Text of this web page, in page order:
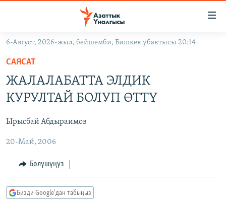
Навигацияга
өтүңүз
Издөөгө
салыңыз
ЭКОНОМИКА
МАДАНИЯТ
БОРБОР АЗИЯ
АТАЙЫН ИЛИКТӨӨ
ТВ ПРОГРАММАЛАР
БҮГҮН АЗАТТЫКТА
БИЗ ЖАНА ДҮЙНӨ
ПОДКАСТ
ӨЗГӨЧӨ ПИКИР
6-Август, 2026-жыл, бейшемби, Бишкек убактысы 20:14
САЯСАТ
ЖАЛАЛАБАТТА ЭЛДИК
КУРУЛТАЙ БОЛУП ӨТТҮ
Ырысбай Абдыраимов
20-Май, 2006
Бөлүшүңүз
Бизди Google'дан табыңыз